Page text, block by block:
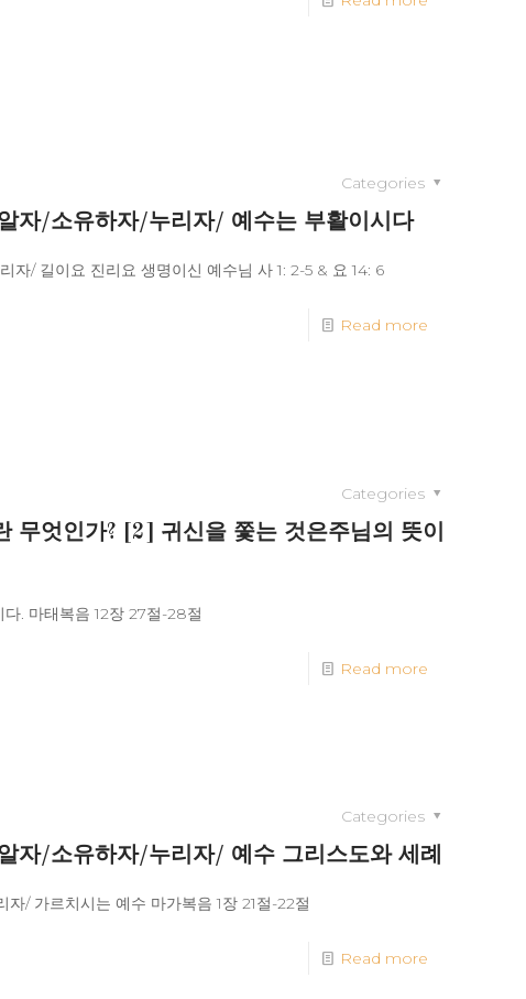
Categories
자/소유하자/누리자/ 예수는 부활이시다
/ 길이요 진리요 생명이신 예수님 사 1: 2-5 & 요 14: 6
Read more
Categories
무엇인가? [2] 귀신을 쫓는 것은주님의 뜻이
. 마태복음 12장 27절-28절
Read more
Categories
자/소유하자/누리자/ 예수 그리스도와 세례
/ 가르치시는 예수 마가복음 1장 21절-22절
Read more